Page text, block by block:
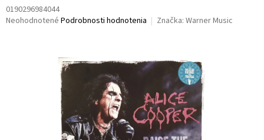
0190296984044
Priemerné
Neohodnotené Podrobnosti hodnotenia Značka: Warner Music